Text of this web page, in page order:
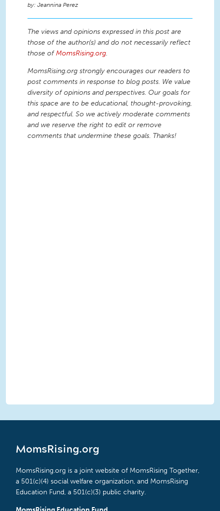
Jeannina Perez
The views and opinions expressed in this post are
those of the author(s) and do not necessarily reflect
those ofMomsRising.org.
MomsRising.org strongly encourages our readers to
post comments in response to blog posts. We value
diversity of opinions and perspectives. Our goals for
this space are to be educational, thought-provoking,
and respectful. So we actively moderate comments
and we reserve the right to edit or remove
comments that undermine these goals. Thanks!
MomsRising.org
MomsRising.org is a joint website of MomsRising Together,
a 501(c)(4) social welfare organization, and MomsRising
Education Fund, a 501(c)(3) public charity.